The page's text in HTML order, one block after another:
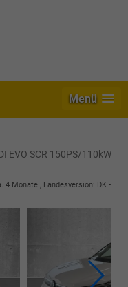
Menü
EVO SCR 150PS/110kW
4 Monate , Landesversion: DK -